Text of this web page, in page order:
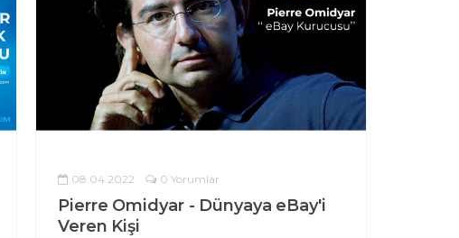
08.04.2022 0 Yorumlar
Pierre Omidyar - Dünyaya eBay'i
Veren Kişi